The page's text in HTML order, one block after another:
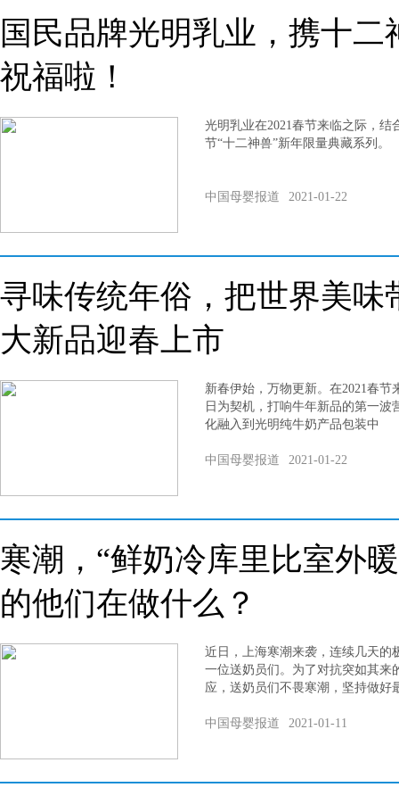
国民品牌光明乳业，携十
祝福啦！
光明乳业在2021春节来临之际，
节“十二神兽”新年限量典藏系列。
中国母婴报道 2021-01-22
寻味传统年俗，把世界美
大新品迎春上市
新春伊始，万物更新。在2021春
日为契机，打响牛年新品的第一
化融入到光明纯牛奶产品包装中
中国母婴报道 2021-01-22
寒潮，“鲜奶冷库里比室外
的他们在做什么？
近日，上海寒潮来袭，连续几天的
一位送奶员们。为了对抗突如其来
应，送奶员们不畏寒潮，坚持做好
中国母婴报道 2021-01-11